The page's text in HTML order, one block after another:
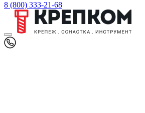
8 (800) 333-21-68